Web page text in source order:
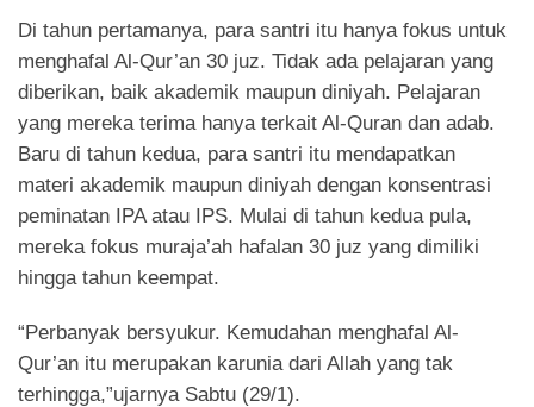
Di tahun pertamanya, para santri itu hanya fokus untuk
menghafal Al-Qur’an 30 juz. Tidak ada pelajaran yang
diberikan, baik akademik maupun diniyah. Pelajaran
yang mereka terima hanya terkait Al-Quran dan adab.
Baru di tahun kedua, para santri itu mendapatkan
materi akademik maupun diniyah dengan konsentrasi
peminatan IPA atau IPS. Mulai di tahun kedua pula,
mereka fokus muraja’ah hafalan 30 juz yang dimiliki
hingga tahun keempat.
“Perbanyak bersyukur. Kemudahan menghafal Al-
Qur’an itu merupakan karunia dari Allah yang tak
terhingga,”ujarnya Sabtu (29/1).